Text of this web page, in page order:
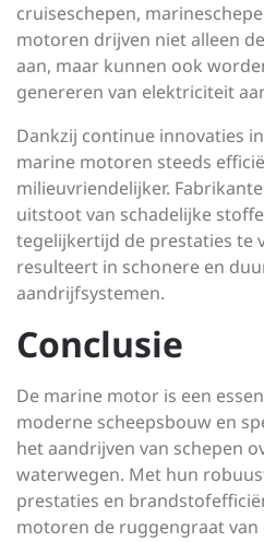
cruiseschepen,
motoren drijven niet alleen
aan, maar kunnen ook
genereren van elektriciteit
Dankzij continue innovaties
marine motoren steeds
milieuvriendelijker.
uitstoot van schadelijke
tegelijkertijd de prestaties te
resulteert in schonere en
aandrijfsystemen.
Conclusie
De marine motor is een
moderne scheepsbouw en
het aandrijven van schepen
waterwegen. Met hun
prestaties en
motoren de ruggengraat